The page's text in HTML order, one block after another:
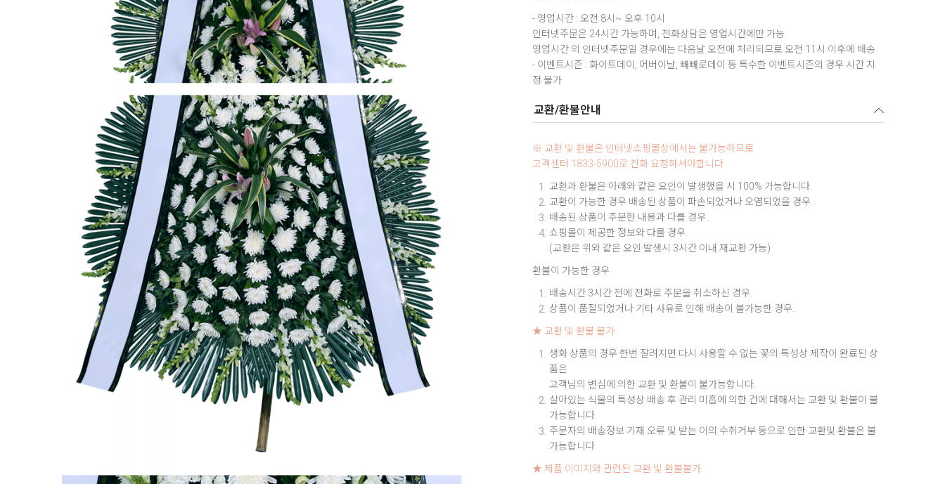
- 영업시간 : 오전 8시~ 오후 10시
인터넷주문은 24시간 가능하며, 전화상담은 영업시간에만 가능
영업시간 외 인터넷주문일 경우에는 다음날 오전에 처리되므로 오전 11시 이후에 배송
- 이벤트시즌 : 화이트데이, 어버이날, 빼빼로데이 등 특수한 이벤트시즌의 경우 시간 지
정 불가
교환/환불안내
※ 교환 및 환불은 인터넷쇼핑몰상에서는 불가능하므로
고객센터 1833-5900로 전화 요청하셔야합니다
교환과 환불은 아래와 같은 요인이 발생했을 시 100% 가능합니다.
교환이 가능한 경우 배송된 상품이 파손되었거나 오염되었을 경우.
배송된 상품이 주문한 내용과 다를 경우.
쇼핑몰이 제공한 정보와 다를 경우.
(교환은 위와 같은 요인 발생시 3시간 이내 재교환 가능)
환불이 가능한 경우
배송시간 3시간 전에 전화로 주문을 취소하신 경우.
상품이 품절되었거나 기타 사유로 인해 배송이 불가능한 경우.
★ 교환 및 환불 불가
생화 상품의 경우 한번 잘려지면 다시 사용할 수 없는 꽃의 특성상 제작이 완료된 상
품은
고객님의 변심에 의한 교환 및 환불이 불가능합니다.
살아있는 식물의 특성상 배송 후 관리 미흡에 의한 건에 대해서는 교환 및 환불이 불
가능합니다
주문자의 배송정보 기재 오류 및 받는 이의 수취거부 등으로 인한 교환및 환불은 불
가능합니다
★ 제품 이미지와 관련된 교환 빛 환불불가